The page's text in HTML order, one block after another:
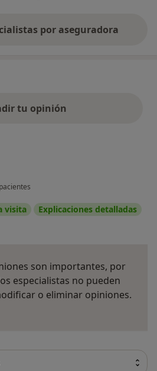
por aseguradora
tu opinión
visita
Explicaciones detalladas
son importantes, por
especialistas no pueden
o eliminar opiniones.